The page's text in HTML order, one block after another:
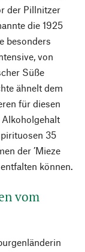
der Pillnitzer
die 1925
besonders
von
Süße
ähnelt dem
für diesen
35
der ’Mieze
können.
vom